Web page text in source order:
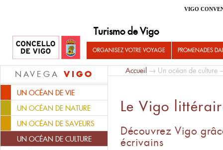
VIGO
Turismo de Vigo
ORGANISEZ VOTRE VOYAGE PROMENADES
NAVEGA VIGO
UN OCÉAN DE VIE
UN OCÉAN DE NATURE
UN OCÉAN DE SAVEURS
UN OCÉAN DE CULTURE
Accueil → Un océan de culture
Le Vigo
Découvrez Vigo
écrivains